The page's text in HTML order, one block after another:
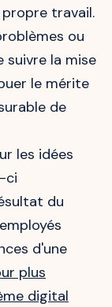
travail.
ou
suivre la mise
le mérite
de
les idées
ci
du
d'une
plus
digital